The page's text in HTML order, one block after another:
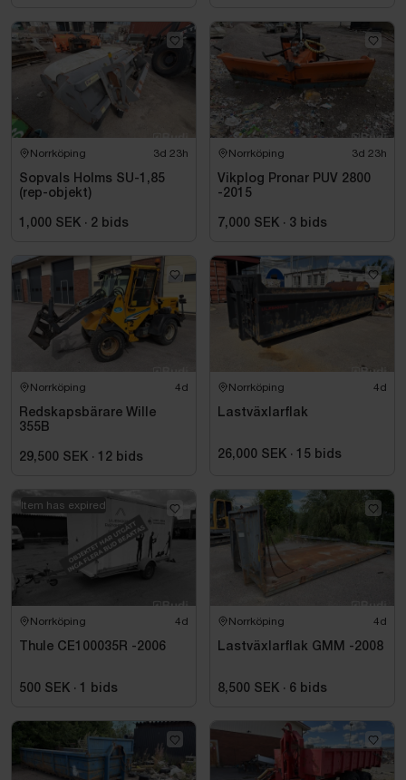
Norrköping 3d 23h
Sopvals Holms SU-1,85
(rep-objekt)
1,000 SEK · 2 bids
Norrköping 3d 23h
Vikplog Pronar PUV 2800
-2015
7,000 SEK · 3 bids
Norrköping 4d
Redskapsbärare Wille
355B
29,500 SEK · 12 bids
Norrköping 4d
Lastväxlarflak
26,000 SEK · 15 bids
Norrköping 4d
Thule CE100035R -2006
500 SEK · 1 bids
Item has expired
Norrköping 4d
Lastväxlarflak GMM -2008
8,500 SEK · 6 bids